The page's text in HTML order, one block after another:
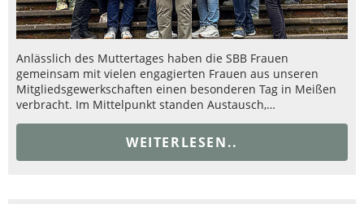
Anlässlich des Muttertages haben die SBB Frauen
gemeinsam mit vielen engagierten Frauen aus unseren
Mitgliedsgewerkschaften einen besonderen Tag in Meißen
verbracht. Im Mittelpunkt standen Austausch,…
WEITERLESEN..